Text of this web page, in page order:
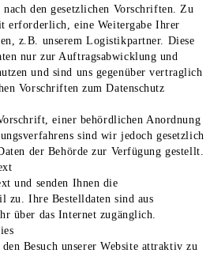
den gesetzlichen Vorschriften. Zu
erforderlich, eine Weitergabe Ihrer
z.B. unserem Logistikpartner. Diese
nur zur Auftragsabwicklung und
und sind uns gegenüber vertraglich
Vorschriften zum Datenschutz
einer behördlichen Anordnung
sind wir jedoch gesetzlich
der Behörde zur Verfügung gestellt.
und senden Ihnen die
zu. Ihre Bestelldaten sind aus
über das Internet zugänglich.
Besuch unserer Website attraktiv zu